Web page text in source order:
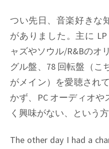
つい先日、音楽好きな
がありました。主に
ャズやソウル/R&Bのオ
グル盤、78 回転盤（こ
がメイン）を愛聴され
かず、PC オーディオ
く興味がない、という方
The other day I had a